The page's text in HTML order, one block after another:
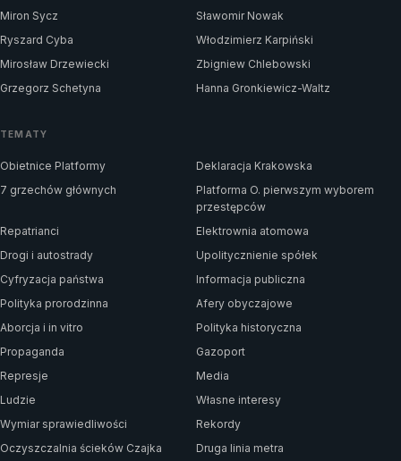
Miron Sycz
Sławomir Nowak
Ryszard Cyba
Włodzimierz Karpiński
Mirosław Drzewiecki
Zbigniew Chlebowski
Grzegorz Schetyna
Hanna Gronkiewicz-Waltz
TEMATY
Obietnice Platformy
Deklaracja Krakowska
7 grzechów głównych
Platforma O. pierwszym wyborem
przestępców
Repatrianci
Elektrownia atomowa
Drogi i autostrady
Upolitycznienie spółek
Cyfryzacja państwa
Informacja publiczna
Polityka prorodzinna
Afery obyczajowe
Aborcja i in vitro
Polityka historyczna
Propaganda
Gazoport
Represje
Media
Ludzie
Własne interesy
Wymiar sprawiedliwości
Rekordy
Oczyszczalnia ścieków Czajka
Druga linia metra